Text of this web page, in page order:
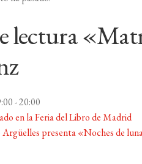
lectura
-20:00
en la Feria del Libro de Madrid
Argüelles presenta «Noches de